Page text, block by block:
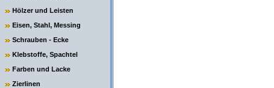
Hölzer und Leisten
Eisen, Stahl, Messing
Schrauben - Ecke
Klebstoffe, Spachtel
Farben und Lacke
Zierlinen